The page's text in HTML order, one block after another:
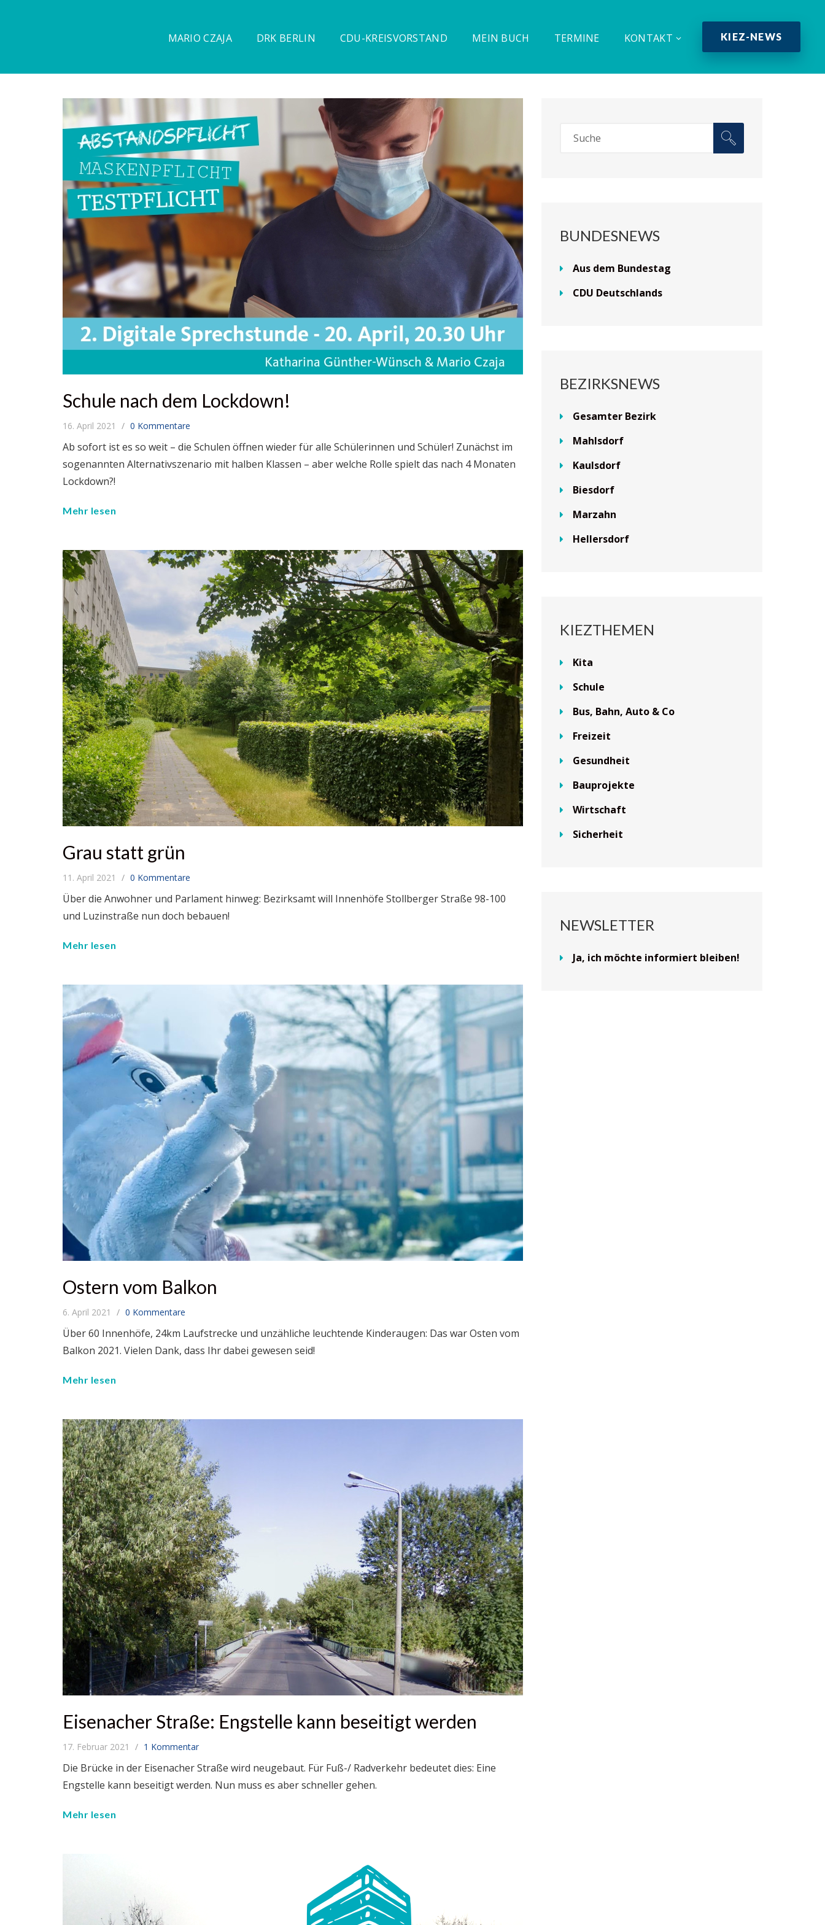
MARIO CZAJA DRK BERLIN CDU-KREISVORSTAND MEIN BUCH TERMINE KONTAKT KIEZ-NEWS
Schule nach dem Lockdown!
16. April 2021 0 Kommentare
Ab sofort ist es so weit – die Schulen öffnen wieder für alle Schülerinnen und Schüler! Zunächst im
sogenannten Alternativszenario mit halben Klassen – aber welche Rolle spielt das nach 4 Monaten
Lockdown?!
Mehr lesen
Grau statt grün
11. April 2021 0 Kommentare
Über die Anwohner und Parlament hinweg: Bezirksamt will Innenhöfe Stollberger Straße 98-100
und Luzinstraße nun doch bebauen!
Mehr lesen
Ostern vom Balkon
6. April 2021 0 Kommentare
Über 60 Innenhöfe, 24km Laufstrecke und unzähliche leuchtende Kinderaugen: Das war Osten vom
Balkon 2021. Vielen Dank, dass Ihr dabei gewesen seid!
Mehr lesen
Eisenacher Straße: Engstelle kann beseitigt werden
17. Februar 2021 1 Kommentar
Die Brücke in der Eisenacher Straße wird neugebaut. Für Fuß-/ Radverkehr bedeutet dies: Eine
Engstelle kann beseitigt werden. Nun muss es aber schneller gehen.
Mehr lesen
BUNDESNEWS
Aus dem Bundestag
CDU Deutschlands
BEZIRKSNEWS
Gesamter Bezirk
Mahlsdorf
Kaulsdorf
Biesdorf
Marzahn
Hellersdorf
KIEZTHEMEN
Kita
Schule
Bus, Bahn, Auto & Co
Freizeit
Gesundheit
Bauprojekte
Wirtschaft
Sicherheit
NEWSLETTER
Ja, ich möchte informiert bleiben!